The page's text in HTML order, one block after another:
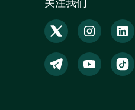
关注我们